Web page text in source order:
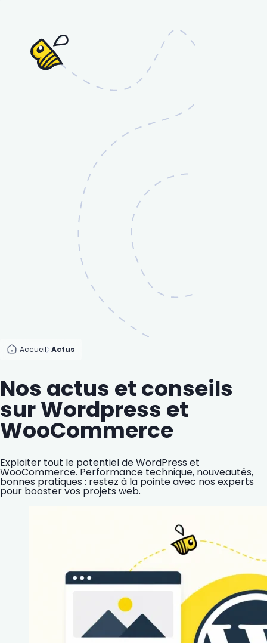
Accueil Actus
Nos actus et conseils
sur Wordpress et
WooCommerce
Exploiter tout le potentiel de WordPress et
WooCommerce. Performance technique, nouveautés,
bonnes pratiques : restez à la pointe avec nos experts
pour booster vos projets web.